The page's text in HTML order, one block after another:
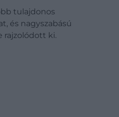
tulajdonos
és nagyszabású
rajzolódott ki.